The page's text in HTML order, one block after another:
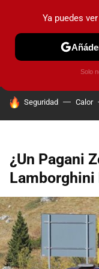
PRUEBAS
HOY SE HABLA DE
Seguridad Calor
¿Un Pagani
Ya puedes
Solo